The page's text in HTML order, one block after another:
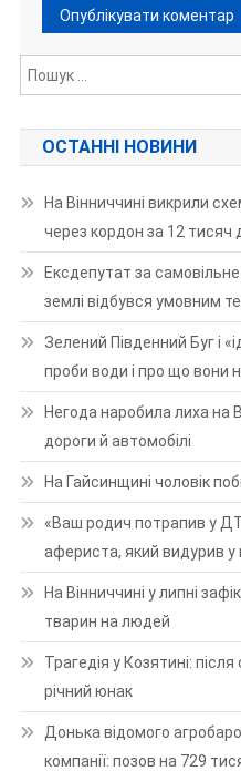
ОСТАННІ НОВИНИ
На Вінниччині викрили
через кордон за 12 тисяч
Ексдепутат за
землі відбувся умовним
Зелений Південний Буг і
проби води і про що вони
Негода наробила лиха на
дороги й автомобілі
На Гайсинщині чоловік
«Ваш родич потрапив у
афериста, який видурив у
На Вінниччині у липні
тварин на людей
Трагедія у Козятині:
річний юнак
Донька відомого
компанії: позов на 729